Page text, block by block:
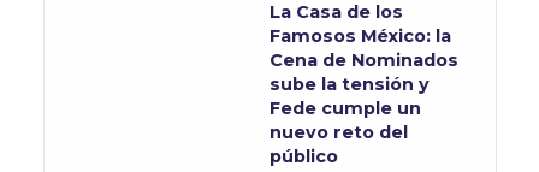
La Casa de los
Famosos México: la
Cena de Nominados
sube la tensión y
Fede cumple un
nuevo reto del
público